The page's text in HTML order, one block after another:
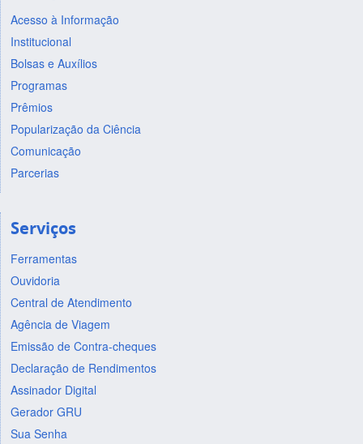
Acesso à Informação
Institucional
Bolsas e Auxílios
Programas
Prêmios
Popularização da Ciência
Comunicação
Parcerias
Serviços
Ferramentas
Ouvidoria
Central de Atendimento
Agência de Viagem
Emissão de Contra-cheques
Declaração de Rendimentos
Assinador Digital
Gerador GRU
Sua Senha